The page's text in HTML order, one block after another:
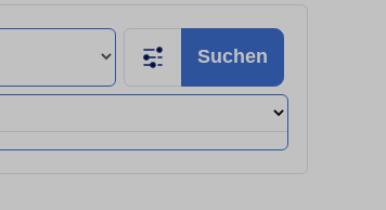
Suchen